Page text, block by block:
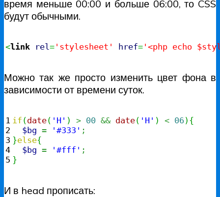
время меньше 00:00 и больше 06:00, то CSS
будут обычными.
<link rel = 'stylesheet' href= '<php echo
Можно так же просто изменить цвет фона в
зависимости от времени суток.
1
2
3
4
if (date( 'H' ) > 00 && date( 'H' ) < 06 ) {
$bg = '#333' ;
}else{
$bg = '#fff' ;
}
И в head прописать: